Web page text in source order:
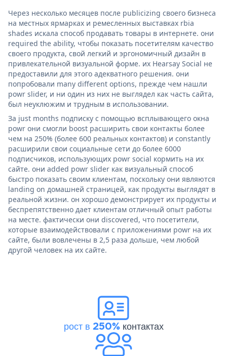
Через несколько месяцев после publicizing своего бизнеса
на местных ярмарках и ремесленных выставках rbia
shades искала способ продавать товары в интернете. они
required the ability, чтобы показать посетителям качество
своего продукта, свой легкий и эргономичный дизайн в
привлекательной визуальной форме. их Hearsay Social не
предоставили для этого адекватного решения. они
попробовали many different options, прежде чем нашли
powr slider, и ни один из них не выглядел как часть сайта,
был неуклюжим и трудным в использовании.
За just months подписку с помощью всплывающего окна
powr они смогли boost расширить свои контакты более
чем на 250% (более 600 реальных контактов) и constantly
расширили свои социальные сети до более 6000
подписчиков, использующих powr social кормить на их
сайте. они added powr slider как визуальный способ
быстро показать своим клиентам, поскольку они являются
landing on домашней страницей, как продукты выглядят в
реальной жизни. он хорошо демонстрирует их продукты и
беспрепятственно дает клиентам отличный опыт работы
на месте. фактически они discovered, что посетители,
которые взаимодействовали с приложениями powr на их
сайте, были вовлечены в 2,5 раза дольше, чем любой
другой человек на их сайте.
рост в 250%контактах